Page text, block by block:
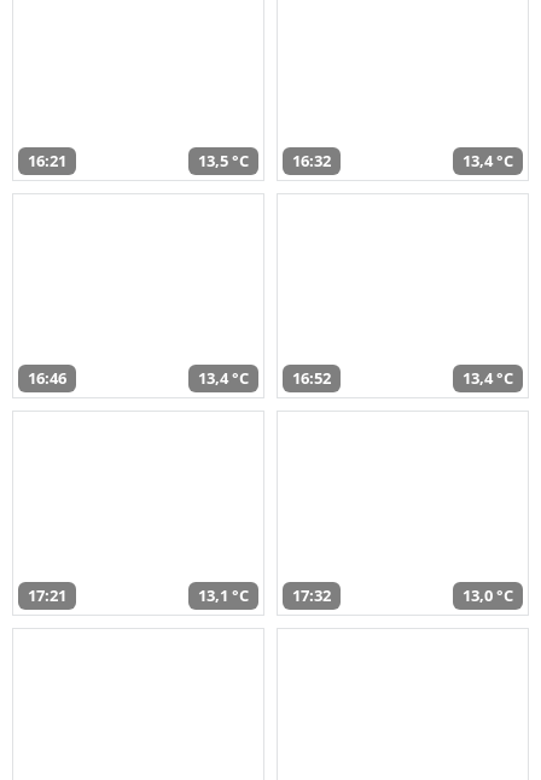
16:21 13,5 °C 16:32 13,4 °C
16:46 13,4 °C 16:52 13,4 °C
17:21 13,1 °C 17:32 13,0 °C